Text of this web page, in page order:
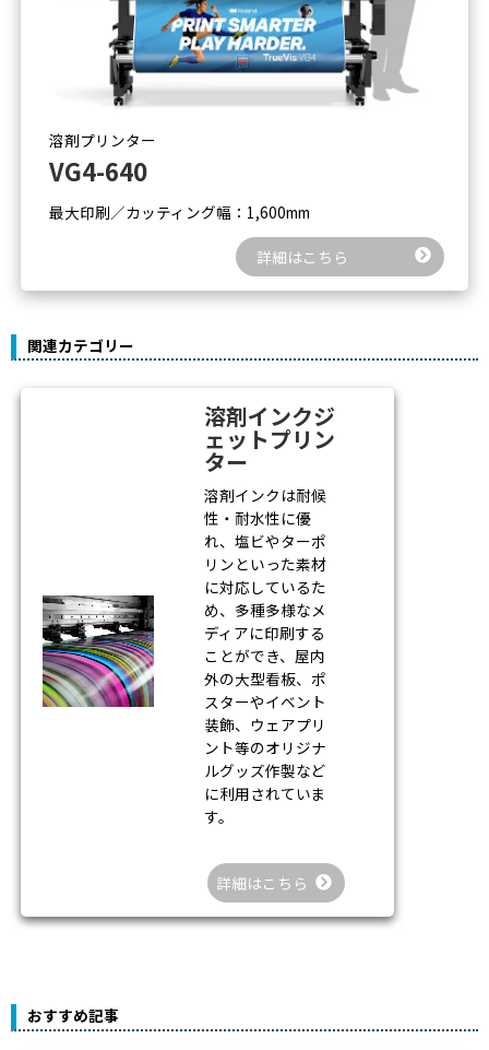
溶剤プリンター
VG4-640
最大印刷／カッティング幅：1,600mm
詳細はこちら
関連カテゴリー
溶剤インクジ
ェットプリン
ター
溶剤インクは耐候
性・耐水性に優
れ、塩ビやターポ
リンといった素材
に対応しているた
め、多種多様なメ
ディアに印刷する
ことができ、屋内
外の大型看板、ポ
スターやイベント
装飾、ウェアプリ
ント等のオリジナ
ルグッズ作製など
に利用されていま
す。
詳細はこちら
おすすめ記事